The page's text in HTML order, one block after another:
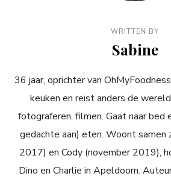
WRITTEN BY
Sabine
36 jaar, oprichter van
keuken en reist anders de
fotograferen, filmen. Gaat naar bed
gedachte aan) eten. Woont samen
2017) en Cody (november 2019),
Dino en Charlie in Apeldoorn.